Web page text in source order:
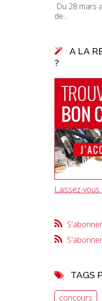
Du 28 mars
de...
A LA
?
Laissez-
TAGS
concours